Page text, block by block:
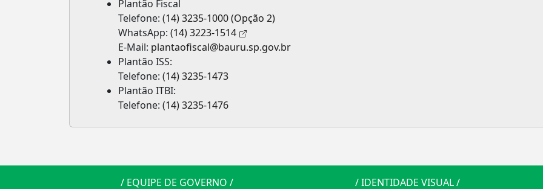
Plantão Fiscal
Telefone: (14) 3235-1000 (Opção 2)
WhatsApp: (14) 3223-1514
E-Mail: plantaofiscal@bauru.sp.gov.br
Plantão ISS:
Telefone: (14) 3235-1473
Plantão ITBI:
Telefone: (14) 3235-1476
/ EQUIPE DE GOVERNO / /IDENTIDADE VISUAL/